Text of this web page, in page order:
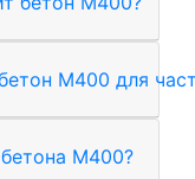
М400 для
М400?